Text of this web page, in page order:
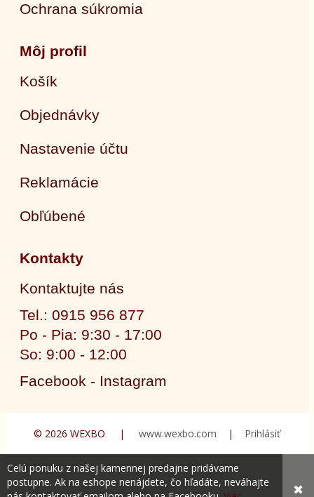
Ochrana súkromia
Môj profil
Košík
Objednávky
Nastavenie účtu
Reklamácie
Obľúbené
Kontakty
Kontaktujte nás
Tel.: 0915 956 877
Po - Pia: 9:30 - 17:00
So: 9:00 - 12:00
Facebook - Instagram
© 2026 WEXBO | www.wexbo.com | Prihlásiť
Celú ponuku z našej kamennej predajne pridávame
postupne. Ak na eshope nenájdete, čo hľadáte, neváhajte
✖